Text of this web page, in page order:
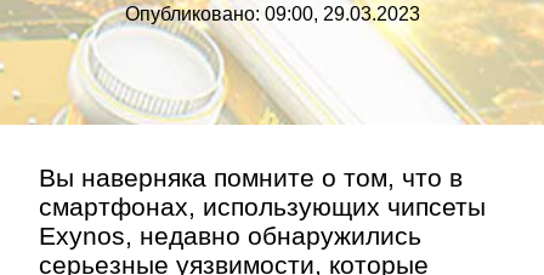
Опубликовано: 09:00, 29.03.2023
Вы наверняка помните о том, что в
смартфонах, использующих чипсеты
Exynos, недавно обнаружились
серьезные уязвимости, которые
Правила
Контакт»